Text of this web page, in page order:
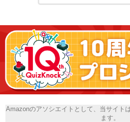
Amazonのアソシエイトとして、当サイト
ます。